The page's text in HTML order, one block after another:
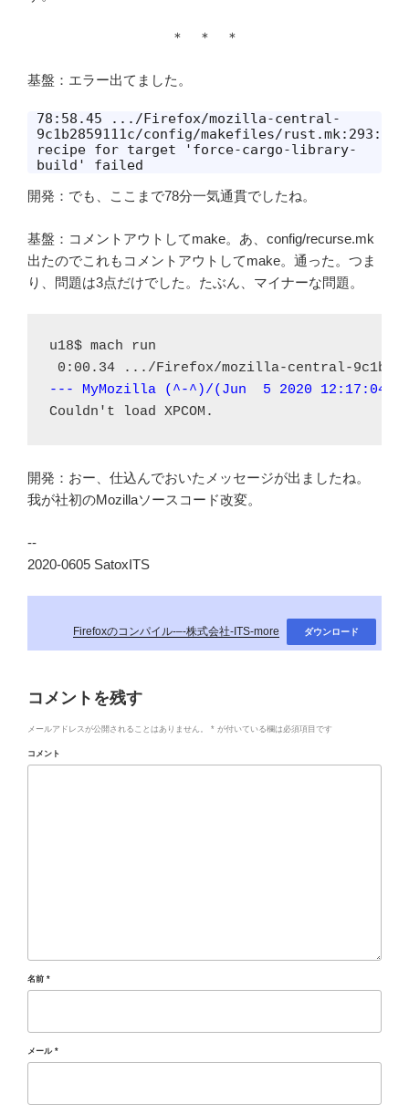
＊ ＊ ＊
基盤：エラー出てました。
78:58.45 .../Firefox/mozilla-central-
9c1b2859111c/config/makefiles/rust.mk:293:
recipe for target 'force-cargo-library-
開発：でも、ここまで78分一気通貫でしたね。
基盤：コメントアウトしてmake。あ、config/recurse.mk
出たのでこれもコメントアウトしてmake。通った。つま
り、問題は3点だけでした。たぶん、マイナーな問題。
u18$ mach run
--- MyMozilla (^-^)/(Jun  5 2020 12:17:04)
開発：おー、仕込んでおいたメッセージが出ましたね。
我が社初のMozillaソースコード改変。
--
2020-0605 SatoxITS
Firefoxのコンパイル-–-株式会社-ITS-more ダウンロード
コメントを残す
メールアドレスが公開されることはありません。 * が付いている欄は必須項目です
コメント
名前 *
メール *